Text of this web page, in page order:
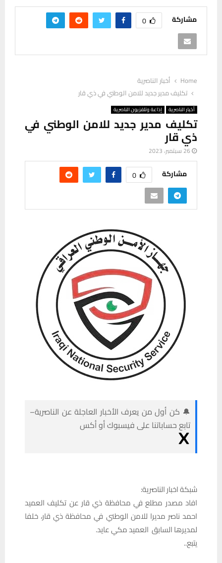
مشاركة 0
Home
أخبار الناصرية
تكليف مدير جديد للامن الوطني في ذي قار
أخبار الناصرية إذاعة وتلفزيون الناصرية
تكليف مدير جديد للامن الوطني في
ذي قار
26 سبتمبر، 2023
مشاركة 0
🔔 كن أول من يعرف الأخبار العاجلة عن الناصرية–
تابع حساباتنا على فيسبوك أو أكس
شبكة اخبار الناصرية:
افاد مصدر مطلع في محافظة ذي قار عن تكليف العميد
احمد ناصر مديرا للامن الوطني في محافظة ذي قار، خلفا
لمديرها السابق العميد مكي عايد.
يتبع..